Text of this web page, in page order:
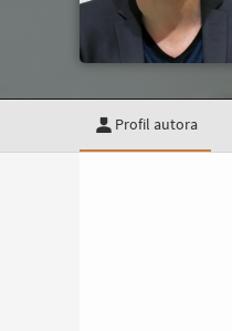
Profil autora